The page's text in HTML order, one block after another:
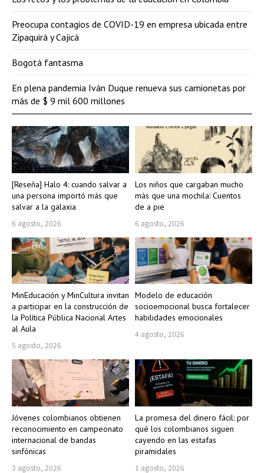
[Reseña] Halo 4: cuando salvar a
una persona importó más que
salvar a la galaxia
6 agosto, 2026
Los niños que cargaban mucho
más que una mochila: Cuentos
de a pie
6 agosto, 2026
MinEducación y MinCultura invitan
a participar en la construcción de
la Política Pública Nacional Artes
al Aula
5 agosto, 2026
Modelo de educación
socioemocional busca fortalecer
habilidades emocionales
4 agosto, 2026
Jóvenes colombianos obtienen
reconocimiento en campeonato
internacional de bandas
sinfónicas
3 agosto, 2026
La promesa del dinero fácil: por
qué los colombianos siguen
cayendo en las estafas
piramidales
1 agosto, 2026
Preocupa contagios de COVID-19 en empresa ubicada entre
Zipaquirá y Cajicá
Bogotá fantasma
En plena pandemia Iván Duque renueva sus camionetas por
más de $ 9 mil 600 millones